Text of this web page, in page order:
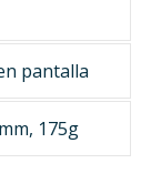
pantalla
175g